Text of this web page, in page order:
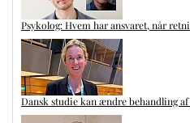
Psykolog: Hvem har ansvaret, når
Dansk studie kan ændre behandling